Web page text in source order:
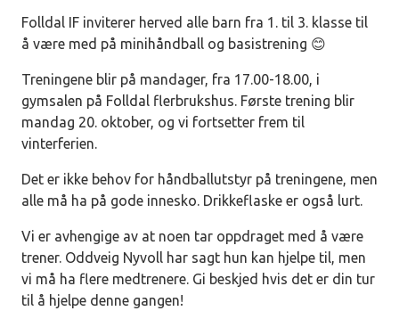
Folldal IF inviterer herved alle barn fra 1. til 3. klasse til
å være med på minihåndball og basistrening 😊
Treningene blir på mandager, fra 17.00-18.00, i
gymsalen på Folldal flerbrukshus. Første trening blir
mandag 20. oktober, og vi fortsetter frem til
vinterferien.
Det er ikke behov for håndballutstyr på treningene, men
alle må ha på gode innesko. Drikkeflaske er også lurt.
Vi er avhengige av at noen tar oppdraget med å være
trener. Oddveig Nyvoll har sagt hun kan hjelpe til, men
vi må ha flere medtrenere. Gi beskjed hvis det er din tur
til å hjelpe denne gangen!